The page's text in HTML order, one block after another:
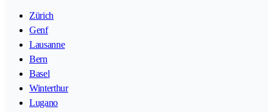
Zürich
Genf
Lausanne
Bern
Basel
Winterthur
Lugano